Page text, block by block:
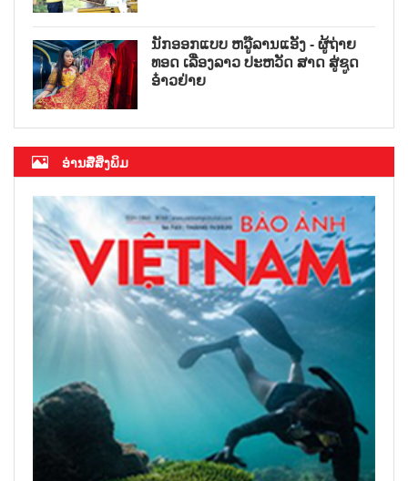
ນັກອອກແບບ ຫວູ໊ລານແອັງ - ຜູ້ຖ່າຍ
ທອດ ເລື່ອງລາວ ປະຫວັດ ສາດ ສູ່ຊູດ
ອ໋າວຢ່າຍ
ອ່ານສື່ສິ່ງພິມ